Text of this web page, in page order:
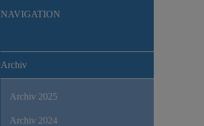
NAVIGATION
Archiv
Archiv 2025
Archiv 2024